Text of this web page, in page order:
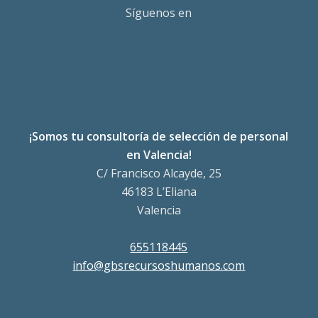
Síguenos en
¡Somos tu consultoría de selección de personal
en Valencia!
C/ Francisco Alcayde, 25
46183 L’Eliana
Valencia
655118445
info@gbsrecursoshumanos.com